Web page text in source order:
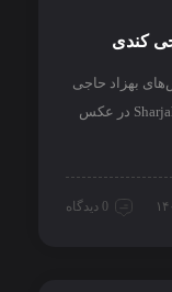
بهزاد حاجی
کندی، عکاس ورزشی، با عنوان Sharjah Ruler Cup در عکس
0 دیدگاه